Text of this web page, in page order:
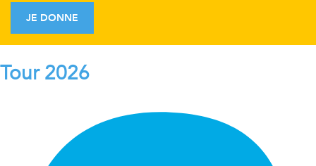
JE DONNE
Tour 2026